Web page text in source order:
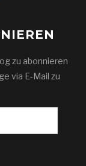
zu abonnieren
via E-Mail zu